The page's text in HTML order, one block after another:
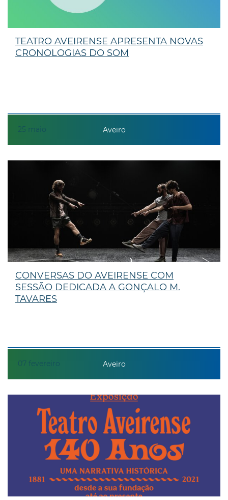
25 maio
TEATRO AVEIRENSE APRESENTA NOVAS
CRONOLOGIAS DO SOM
Aveiro
07 fevereiro
CONVERSAS DO AVEIRENSE COM
SESSÃO DEDICADA A GONÇALO M.
TAVARES
Aveiro